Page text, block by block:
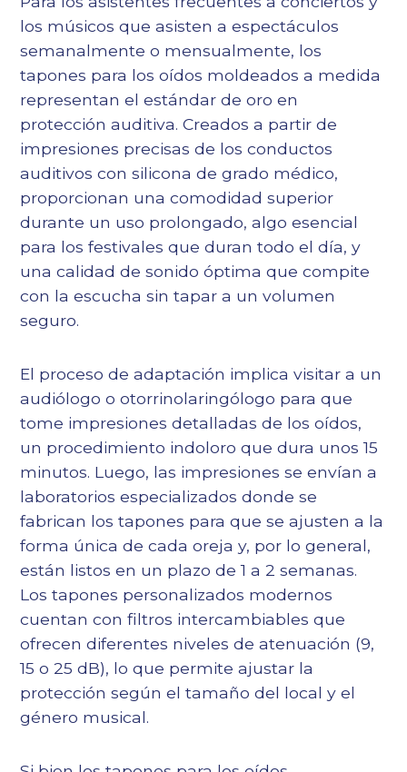
los músicos que asisten a espectáculos
semanalmente o mensualmente, los
tapones para los oídos moldeados a medida
representan el estándar de oro en
protección auditiva. Creados a partir de
impresiones precisas de los conductos
auditivos con silicona de grado médico,
proporcionan una comodidad superior
durante un uso prolongado, algo esencial
para los festivales que duran todo el día, y
una calidad de sonido óptima que compite
con la escucha sin tapar a un volumen
seguro.
El proceso de adaptación implica visitar a un
audiólogo o otorrinolaringólogo para que
tome impresiones detalladas de los oídos,
un procedimiento indoloro que dura unos 15
minutos. Luego, las impresiones se envían a
laboratorios especializados donde se
fabrican los tapones para que se ajusten a la
forma única de cada oreja y, por lo general,
están listos en un plazo de 1 a 2 semanas.
Los tapones personalizados modernos
cuentan con filtros intercambiables que
ofrecen diferentes niveles de atenuación (9,
15 o 25 dB), lo que permite ajustar la
protección según el tamaño del local y el
género musical.